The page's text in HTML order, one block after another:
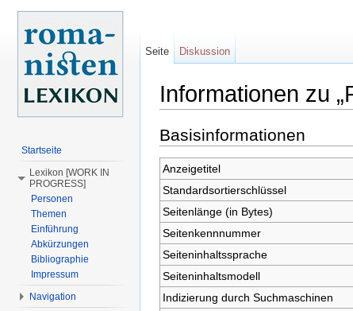
Informationen zu
Basisinformationen
Anzeigetitel
Standardsortierschlüssel
Seitenlänge (in Bytes)
Seitenkennnummer
Seiteninhaltssprache
Seiteninhaltsmodell
Indizierung durch Suchmaschinen
Seite Diskussion
Startseite
Lexikon [WORK IN
PROGRESS]
Personen
Themen
Einführung
Abkürzungen
Bibliographie
Impressum
Navigation